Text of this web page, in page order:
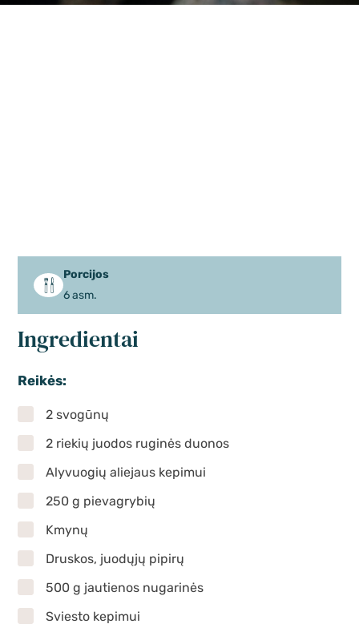
Porcijos
6 asm.
Ingredientai
Reikės:
2 svogūnų
2 riekių juodos ruginės duonos
Alyvuogių aliejaus kepimui
250 g pievagrybių
Kmynų
Druskos, juodųjų pipirų
500 g jautienos nugarinės
Sviesto kepimui